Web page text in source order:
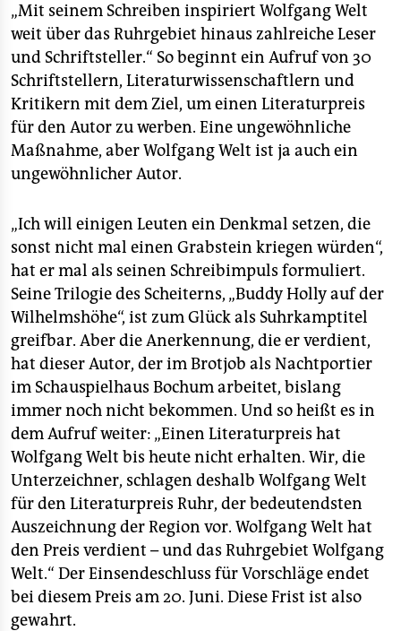
nord
wahrheit
verlag
verlag
veranstaltungen
shop
fragen & hilfe
unterstützen
abo
genossenschaft
epaper login
„Mit seinem Schreiben inspiriert Wolfgang Welt
weit über das Ruhrgebiet hinaus zahlreiche Leser
und Schriftsteller.“ So beginnt ein Aufruf von 30
Schriftstellern, Literaturwissenschaftlern und
Kritikern mit dem Ziel, um einen Literaturpreis
für den Autor zu werben. Eine ungewöhnliche
Maßnahme, aber Wolfgang Welt ist ja auch ein
ungewöhnlicher Autor.
„Ich will einigen Leuten ein Denkmal setzen, die
sonst nicht mal einen Grabstein kriegen würden“,
hat er mal als seinen Schreibimpuls formuliert.
Seine Trilogie des Scheiterns, „Buddy Holly auf der
Wilhelmshöhe“, ist zum Glück als Suhrkamptitel
greifbar. Aber die Anerkennung, die er verdient,
hat dieser Autor, der im Brotjob als Nachtportier
im Schauspielhaus Bochum arbeitet, bislang
immer noch nicht bekommen. Und so heißt es in
dem Aufruf weiter: „Einen Literaturpreis hat
Wolfgang Welt bis heute nicht erhalten. Wir, die
Unterzeichner, schlagen deshalb Wolfgang Welt
für den Literaturpreis Ruhr, der bedeutendsten
Auszeichnung der Region vor. Wolfgang Welt hat
den Preis verdient – und das Ruhrgebiet Wolfgang
Welt.“ Der Einsendeschluss für Vorschläge endet
bei diesem Preis am 20. Juni. Diese Frist ist also
gewahrt.